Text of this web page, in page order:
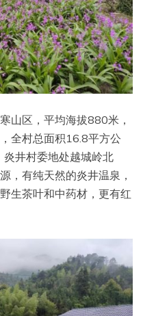
山区，平均海拔880米，
全村总面积16.8平方公
井村委地处越城岭北
，有纯天然的炎井温泉，
生茶叶和中药材，更有红